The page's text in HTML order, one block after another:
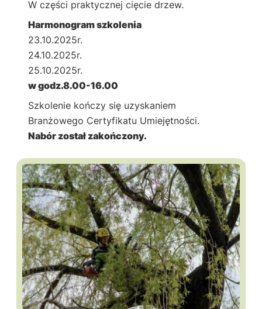
W części praktycznej cięcie drzew.
Harmonogram szkolenia
23.10.2025r.
24.10.2025r.
25.10.2025r.
w godz.8.00-16.00
Szkolenie kończy się uzyskaniem
Branżowego Certyfikatu Umiejętności.
Nabór został zakończony.